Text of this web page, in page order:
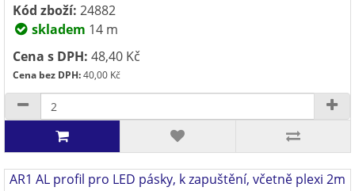
Kód zboží: 24882
skladem 14 m
Cena s DPH: 48,40 Kč
Cena bez DPH:40,00 Kč
AR1 AL profil pro LED pásky, k zapuštění, včetně plexi 2m